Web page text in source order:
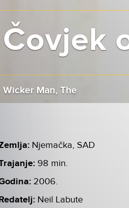
Čovjek
Wicker Man, The
Njemačka, SAD
98 min.
2006.
Neil Labute